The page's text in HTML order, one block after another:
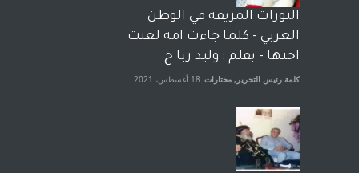
الحكومة الأمريكية ، فأعطوه
الجنسية عن يد وهم صاغرون،
آراء حرة مختارات 7 أبريل، 2023
الثورات المزيفة في الوطن
العربي - كلما جاءت امة لعنت
اختها - بقلم : وليد ربا ح
كلمة رئيس التحرير , مختارات 18 أغسطس، 2021